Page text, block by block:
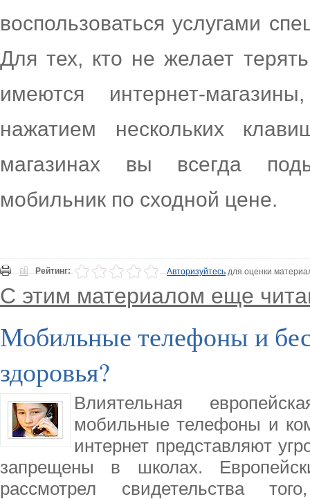
воспользоваться услугами
Для тех, кто не желает
имеются интернет-
нажатием нескольких
магазинах вы всегда
мобильник по сходной цене.
Рейтинг: Авторизуйтесьдля оценки
С этим материалом еще
Мобильные телефоны и
здоровья?
Влиятельная
мобильные телефоны и
интернет представляют
запрещены в школах.
рассмотрел свидетельства